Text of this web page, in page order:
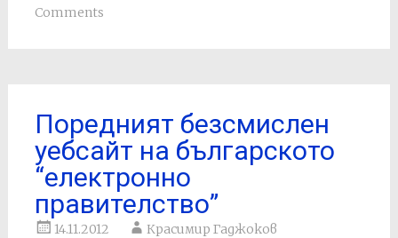
Comments
Поредният безсмислен
уебсайт на българското
“електронно
правителство”
14.11.2012 Красимир Гаджоков